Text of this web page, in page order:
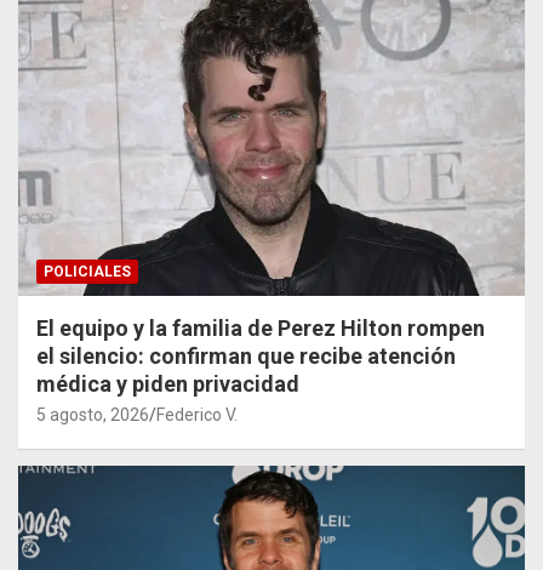
POLICIALES
El equipo y la familia de Perez Hilton rompen
el silencio: confirman que recibe atención
médica y piden privacidad
5 agosto, 2026 Federico V.